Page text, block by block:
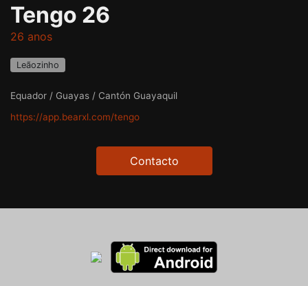
Tengo 26
26 anos
Leãozinho
Equador / Guayas / Cantón Guayaquil
https://app.bearxl.com/tengo
Contacto